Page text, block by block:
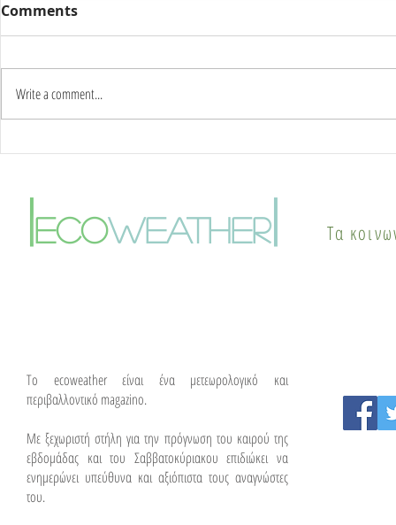
Καύσωνας δύο ημερών:
Πότε αλλάζει το σκηνικό
του καιρού
Γιατί οι
λύσεις
Comments
Write a comment...
ecoweather| Τα
To ecoweather είναι ένα μετεωρολογικό και
περιβαλλοντικό magazino.
Με ξεχωριστή στήλη για την πρόγνωση του καιρού της
εβδομάδας και του Σαββατοκύριακου επιδιώκει να
ενημερώνει υπεύθυνα και αξιόπιστα τους αναγνώστες
του.